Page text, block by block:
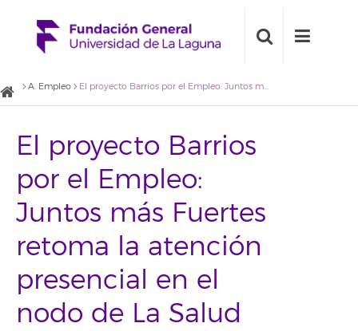
A. Empleo El proyecto Barrios por el Empleo: Juntos más Fuertes retoma la atención presencial en el nodo de La Salud
El proyecto Barrios
por el Empleo:
Juntos más Fuertes
retoma la atención
presencial en el
nodo de La Salud